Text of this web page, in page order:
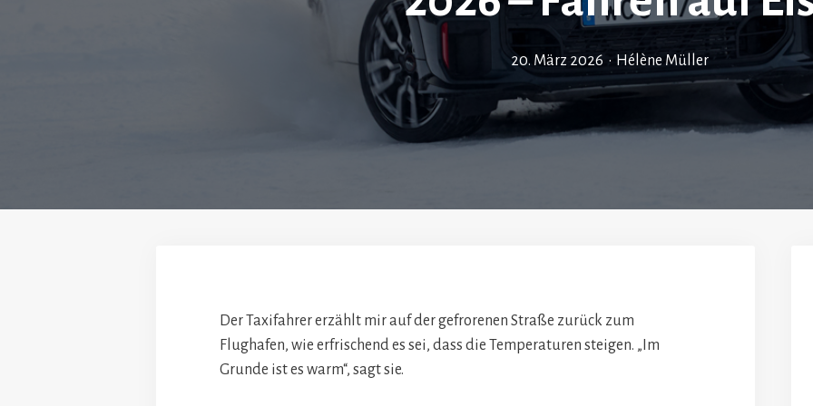
20. März 2026 • Hélène Müller
Der Taxifahrer erzählt mir auf der gefrorenen Straße zurück zum
Flughafen, wie erfrischend es sei, dass die Temperaturen steigen. „Im
Grunde ist es warm“, sagt sie.